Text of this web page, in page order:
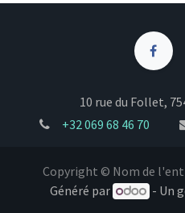
10 rue du Follet,
+32 069 68 46 70
Copyright © Nom de
Généré par - Un